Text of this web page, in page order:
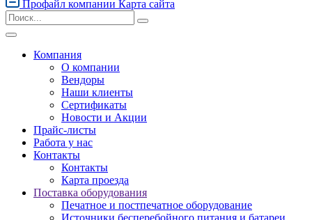
Профайл компании Карта сайта
Компания
О компании
Вендоры
Наши клиенты
Сертификаты
Новости и Акции
Прайс-листы
Работа у нас
Контакты
Контакты
Карта проезда
Поставка оборудования
Печатное и постпечатное оборудование
Источники бесперебойного питания и батареи